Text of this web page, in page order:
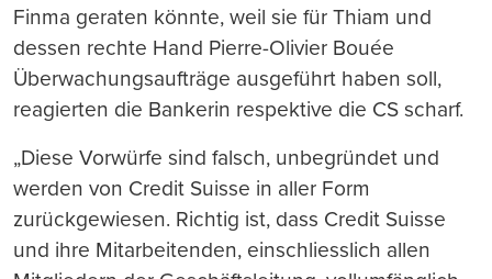
Finma geraten könnte, weil sie für Thiam und
dessen rechte Hand Pierre-Olivier Bouée
Überwachungsaufträge ausgeführt haben soll,
reagierten die Bankerin respektive die CS scharf.
„Diese Vorwürfe sind falsch, unbegründet und
werden von Credit Suisse in aller Form
zurückgewiesen. Richtig ist, dass Credit Suisse
und ihre Mitarbeitenden, einschliesslich allen